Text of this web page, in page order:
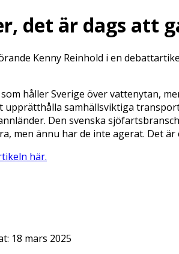
det är dags att
Kenny Reinhold i en
håller Sverige över vattenytan,
samhällsviktiga
Den svenska
men ännu har de inte agerat. Det
här.
18 mars 2025